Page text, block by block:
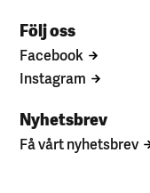
Följ oss
Facebook
Instagram
Nyhetsbrev
Få vårt nyhetsbrev